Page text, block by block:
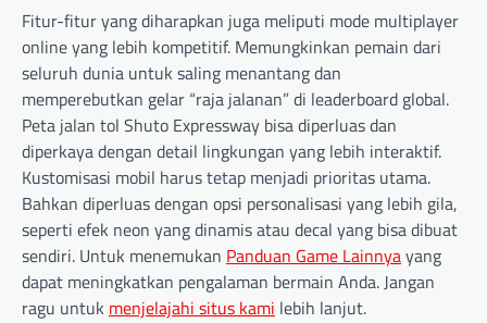
Fitur-fitur yang diharapkan juga meliputi mode multiplayer
online yang lebih kompetitif. Memungkinkan pemain dari
seluruh dunia untuk saling menantang dan
memperebutkan gelar “raja jalanan” di leaderboard global.
Peta jalan tol Shuto Expressway bisa diperluas dan
diperkaya dengan detail lingkungan yang lebih interaktif.
Kustomisasi mobil harus tetap menjadi prioritas utama.
Bahkan diperluas dengan opsi personalisasi yang lebih gila,
seperti efek neon yang dinamis atau decal yang bisa dibuat
sendiri. Untuk menemukan Panduan Game Lainnyayang
dapat meningkatkan pengalaman bermain Anda. Jangan
ragu untuk menjelajahi situs kami lebih lanjut.